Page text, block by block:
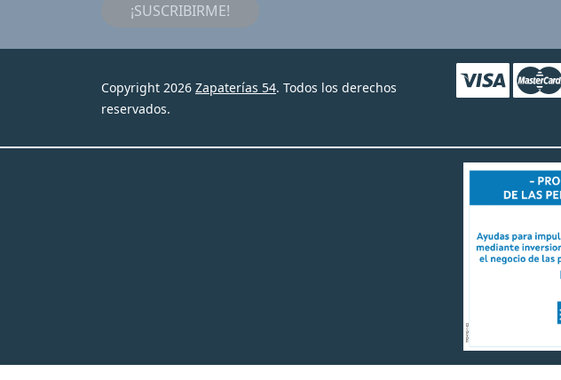
¡SUSCRIBIRME!
Copyright 2026 Zapaterías 54. Todos los derechos
reservados.